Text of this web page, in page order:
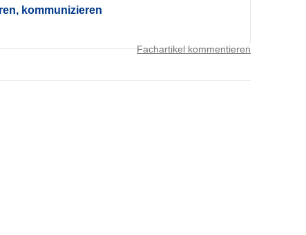
kommunizieren
Fachartikel kommentieren